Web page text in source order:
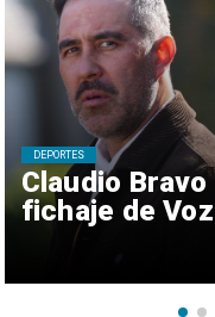
Claudio
fichaje de
DEPORTES